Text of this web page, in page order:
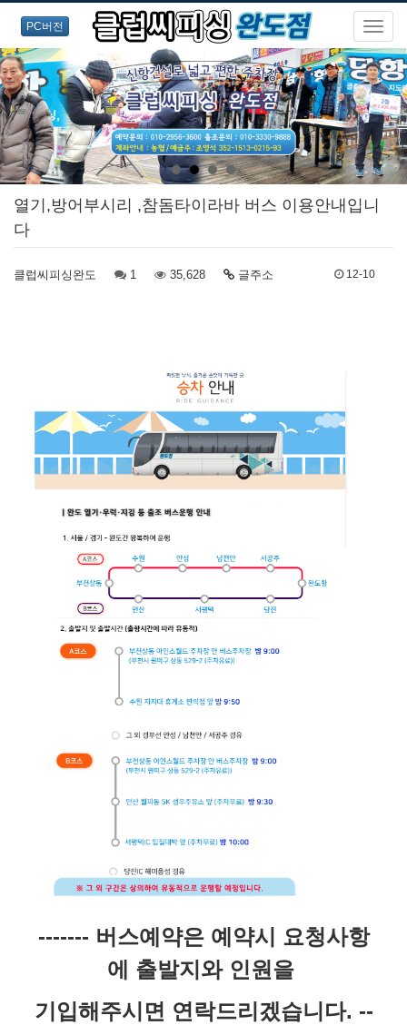
PC버전
열기,방어부시리 ,참돔타이라바 버스 이용안내입니
다
클럽씨피싱완도 1 35,628 글주소 12-10
------- 버스예약은 예약시 요청사항
에 출발지와 인원을
기입해주시면 연락드리겠습니다. --